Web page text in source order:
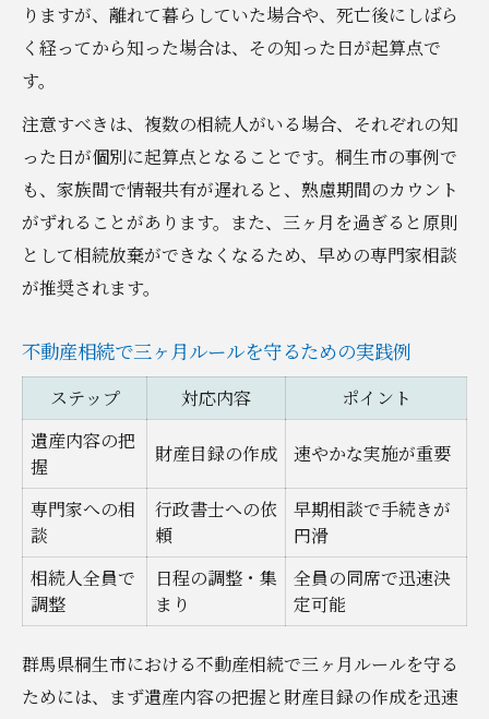
りますが、離れて暮らしていた場合や、死亡後にしばら
く経ってから知った場合は、その知った日が起算点で
す。
注意すべきは、複数の相続人がいる場合、それぞれの知
った日が個別に起算点となることです。桐生市の事例で
も、家族間で情報共有が遅れると、熟慮期間のカウント
がずれることがあります。また、三ヶ月を過ぎると原則
として相続放棄ができなくなるため、早めの専門家相談
が推奨されます。
不動産相続で三ヶ月ルールを守るための実践例
ステップ 対応内容
ポイント
遺産内容の把
握
財産目録の作成 速やかな実施が重要
専門家への相
談
行政書士への依
頼
早期相談で手続きが
円滑
相続人全員で
調整
日程の調整・集
まり
全員の同席で迅速決
定可能
群馬県桐生市における不動産相続で三ヶ月ルールを守る
ためには、まず遺産内容の把握と財産目録の作成を迅速